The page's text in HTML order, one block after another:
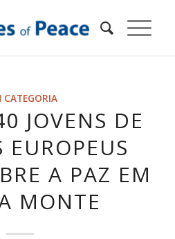
CATEGORIA
JOVENS DE
EUROPEUS
A PAZ EM
MONTE